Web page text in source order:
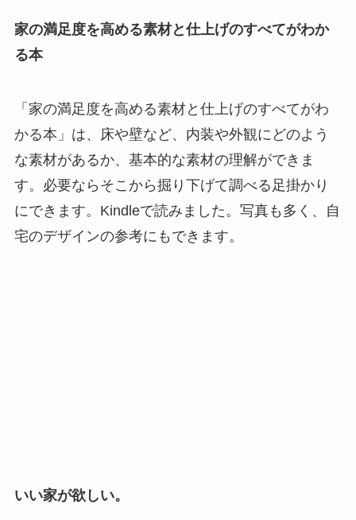
家の満足度を高める素材と仕上げのすべてがわか
る本
「家の満足度を高める素材と仕上げのすべてがわ
かる本」は、床や壁など、内装や外観にどのよう
な素材があるか、基本的な素材の理解ができま
す。必要ならそこから掘り下げて調べる足掛かり
にできます。Kindleで読みました。写真も多く、自
宅のデザインの参考にもできます。
いい家が欲しい。